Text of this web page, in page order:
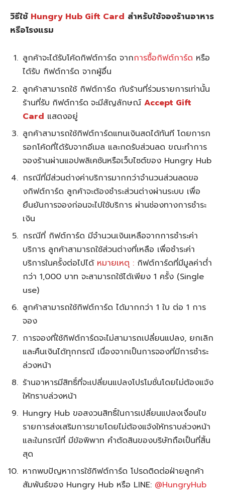
วิธีใช้ Hungry Hub Gift Card สำหรับใช้จองร้านอาหาร
หรือโรงแรม
ลูกค้าจะได้รับโค้ดกิฟต์การ์ด จากการซื้อกิฟต์การ์ด หรือ
ได้รับ กิฟต์การ์ด จากผู้อื่น
ลูกค้าสามารถใช้ กิฟต์การ์ด กับร้านที่ร่วมรายการเท่านั้น
ร้านที่รับ กิฟต์การ์ด จะมีสัญลักษณ์ Accept Gift
Card แสดงอยู่
ลูกค้าสามารถใช้กิฟต์การ์ดแทนเงินสดได้ทันที โดยการก
รอกโค้ดที่ได้รับจากอีเมล และกดรับส่วนลด ขณะทำการ
จองร้านผ่านแอปพลิเคชันหรือเว็บไซต์ของ Hungry Hub
กรณีที่มีส่วนต่างค่าบริการมากกว่าจำนวนส่วนลดขอ
งกิฟต์การ์ด ลูกค้าจะต้องชำระส่วนต่างผ่านระบบ เพื่อ
ยืนยันการจองก่อนจะไปใช้บริการ ผ่านช่องทางการชำระ
เงิน
กรณีที่ กิฟต์การ์ด มีจำนวนเงินเหลือจากการชำระค่า
บริการ ลูกค้าสามารถใช้ส่วนต่างที่เหลือ เพื่อชำระค่า
บริการในครั้งต่อไปได้ หมายเหตุ : กิฟต์การ์ดที่มีมูลค่าต่ำ
กว่า 1,000 บาท จะสามารถใช้ได้เพียง 1 ครั้ง (Single
use)
ลูกค้าสามารถใช้กิฟต์การ์ด ได้มากกว่า 1 ใบ ต่อ 1 การ
จอง
การจองที่ใช้กิฟต์การ์ดจะไม่สามารถเปลี่ยนแปลง, ยกเลิก
และคืนเงินได้ทุกกรณี เนื่องจากเป็นการจองที่มีการชำระ
ล่วงหน้า
ร้านอาหารมีสิทธิ์ที่จะเปลี่ยนแปลงโปรโมชั่นโดยไม่ต้องแจ้ง
ให้ทราบล่วงหน้า
Hungry Hub ขอสงวนสิทธิ์ในการเปลี่ยนแปลงเงื่อนไข
รายการส่งเสริมการขายโดยไม่ต้องแจ้งให้ทราบล่วงหน้า
และในกรณีที่ มีข้อพิพาท คำตัดสินของบริษัทถือเป็นที่สิ้น
สุด
หากพบปัญหาการใช้กิฟต์การ์ด โปรดติดต่อฝ่ายลูกค้า
สัมพันธ์ของ Hungry Hub หรือ LINE: @HungryHub